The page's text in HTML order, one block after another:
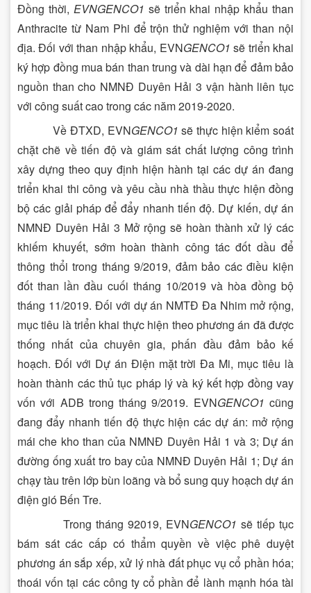
Đồng thời, EVNGENCO1 sẽ triển khai nhập khẩu than
Anthracite từ Nam Phi để trộn thử nghiệm với than nội
địa. Đối với than nhập khẩu, EVNGENCO1 sẽ triển khai
ký hợp đồng mua bán than trung và dài hạn để đảm bảo
nguồn than cho NMNĐ Duyên Hải 3 vận hành liên tục
với công suất cao trong các năm 2019-2020.
Về ĐTXD, EVNGENCO1sẽ thực hiện kiểm soát
chặt chẽ về tiến độ và giám sát chất lượng công trình
xây dựng theo quy định hiện hành tại các dự án đang
triển khai thi công và yêu cầu nhà thầu thực hiện đồng
bộ các giải pháp để đẩy nhanh tiến độ. Dự kiến, dự án
NMNĐ Duyên Hải 3 Mở rộng sẽ hoàn thành xử lý các
khiếm khuyết, sớm hoàn thành công tác đốt dầu để
thông thổi trong tháng 9/2019, đảm bảo các điều kiện
đốt than lần đầu cuối tháng 10/2019 và hòa đồng bộ
tháng 11/2019. Đối với dự án NMTĐ Đa Nhim mở rộng,
mục tiêu là triển khai thực hiện theo phương án đã được
thống nhất của chuyên gia, phấn đầu đảm bảo kế
hoạch. Đối với Dự án Điện mặt trời Đa Mi, mục tiêu là
hoàn thành các thủ tục pháp lý và ký kết hợp đồng vay
vốn với ADB trong tháng 9/2019. EVNGENCO1 cũng
đang đẩy nhanh tiến độ thực hiện các dự án: mở rộng
mái che kho than của NMNĐ Duyên Hải 1 và 3; Dự án
đường ống xuất tro bay của NMNĐ Duyên Hải 1; Dự án
chạy tàu trên lớp bùn loãng và bổ sung quy hoạch dự án
điện gió Bến Tre.
Trong tháng 92019, EVNGENCO1 sẽ tiếp tục
bám sát các cấp có thẩm quyền về việc phê duyệt
phương án sắp xếp, xử lý nhà đất phục vụ cổ phần hóa;
thoái vốn tại các công ty cổ phần để lành mạnh hóa tài